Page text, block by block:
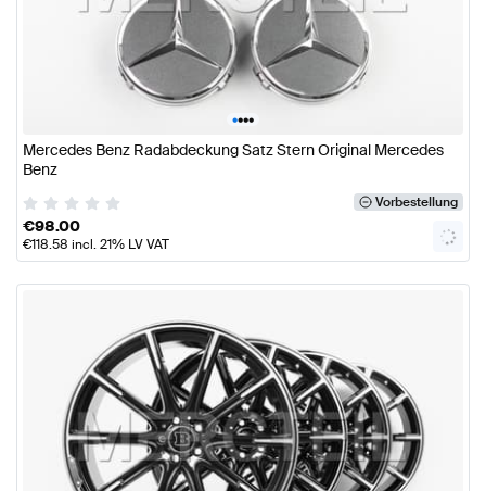
••••
Mercedes Benz Radabdeckung Satz Stern Original Mercedes
Benz
Vorbestellung
€98.00
€118.58 incl. 21% LV VAT